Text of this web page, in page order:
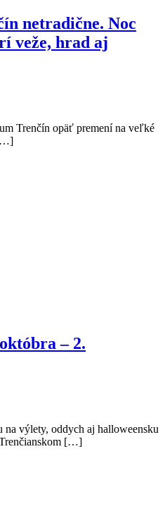
netradične. Noc
veže, hrad aj
Trenčín opäť premení na veľké
– 2.
na výlety, oddych aj halloweensku
Trenčianskom […]